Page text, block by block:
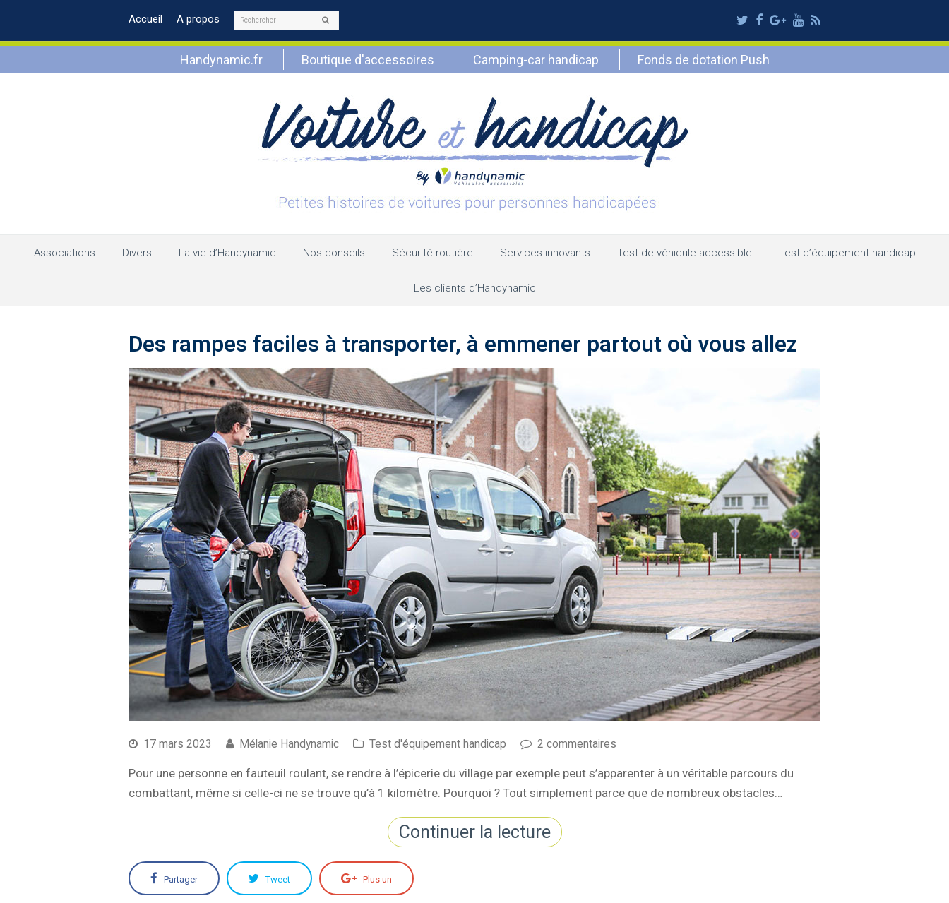
Accueil A propos Rechercher Twitter
Facebook
Google
Plus
Youtube
RSS
Handynamic.fr Boutique d'accessoires Camping-car handicap Fonds de dotation Push
Associations Divers La vie d’Handynamic Nos conseils Sécurité routière Services innovants Test de véhicule accessible Test d’équipement handicap
Les clients d’Handynamic
Des rampes faciles à transporter, à emmener partout où vous allez
17 mars 2023 Mélanie Handynamic Test d'équipement handicap 2 commentaires
Pour une personne en fauteuil roulant, se rendre à l’épicerie du village par exemple peut s’apparenter à un véritable parcours du
combattant, même si celle-ci ne se trouve qu’à 1 kilomètre. Pourquoi ? Tout simplement parce que de nombreux obstacles…
Continuer la lecture
Partager Tweet Plus un